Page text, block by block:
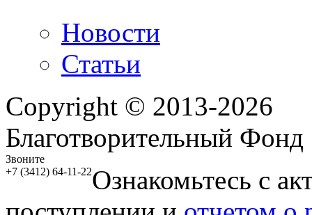
Новости
Статьи
Copyright © 2013-2026
Благотворительный
Звоните
+7 (3412) 64-11-22Ознакомьтесь с